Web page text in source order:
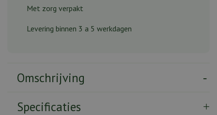
Met zorg verpakt
Levering binnen 3 a 5 werkdagen
Omschrijving
Specificaties